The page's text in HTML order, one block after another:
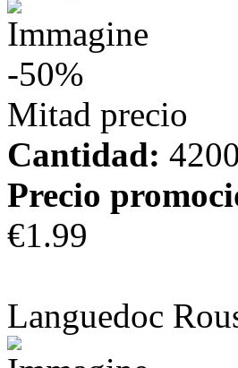
-50%
Mitad precio
Cantidad: 4200
Precio
€1.99
Languedoc